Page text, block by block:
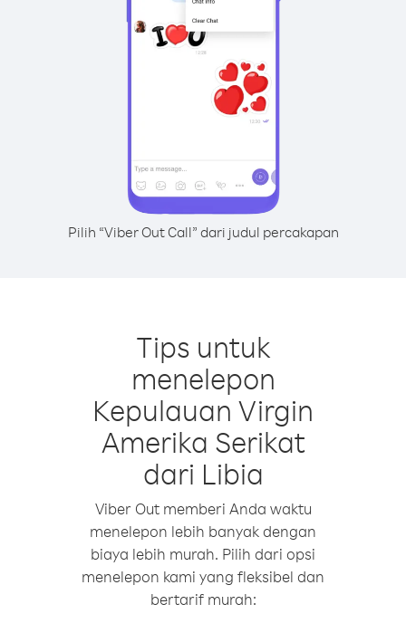
Pilih “Viber Out Call” dari judul percakapan
Tips untuk
menelepon
Kepulauan Virgin
Amerika Serikat
dari Libia
Viber Out memberi Anda waktu
menelepon lebih banyak dengan
biaya lebih murah. Pilih dari opsi
menelepon kami yang fleksibel dan
bertarif murah: